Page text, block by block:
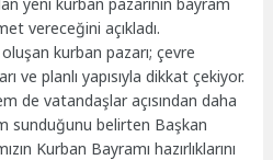
vereceğini açıkladı.
kurban pazarı; çevre
ve planlı yapısıyla dikkat çekiyor.
de vatandaşlar açısından daha
sunduğunu belirten Başkan
Kurban Bayramı hazırlıklarını